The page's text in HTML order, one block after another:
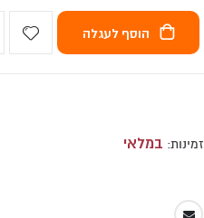
מתקן היפ תראסט OutRage Aphrodite
הוסף לעגלה
זמינות: במלאי